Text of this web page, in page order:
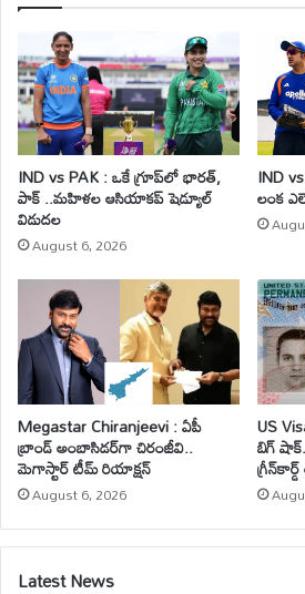
IND vs PAK : ఒకే గ్రూప్‌లో భారత్,
పాక్ ..మహిళల ఆసియాకప్ షెడ్యూల్
విడుదల
August 6, 2026
IND
లంక
Megastar Chiranjeevi : ఏపీ
బ్రాండ్ అంబాసిడర్‌గా చిరంజీవి..
మెగాస్టార్ టీమ్ రియాక్షన్
August 6, 2026
US
బిగ్
Latest News